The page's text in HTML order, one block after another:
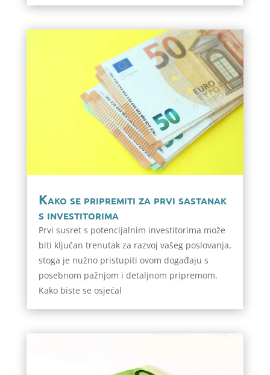
Kako se pripremiti za prvi sastanak
s investitorima
Prvi susret s potencijalnim investitorima može
biti ključan trenutak za razvoj vašeg poslovanja,
stoga je nužno pristupiti ovom događaju s
posebnom pažnjom i detaljnom pripremom.
Kako biste se osjećal